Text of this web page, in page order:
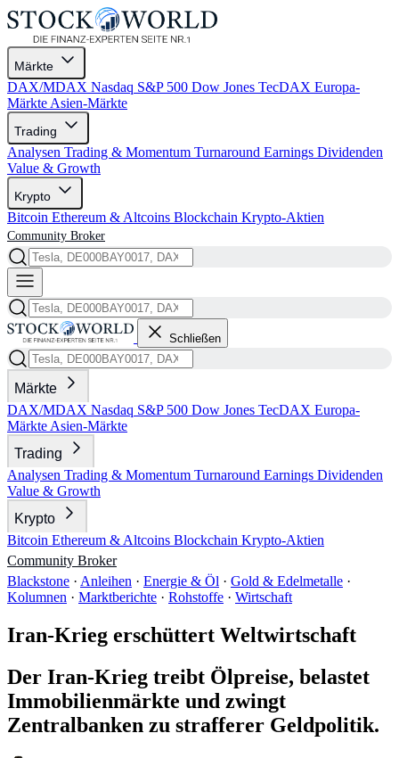
Märkte
DAX/MDAX Nasdaq S&P 500 Dow Jones TecDAX Europa-
Märkte Asien-Märkte
Trading
Analysen Trading & Momentum Turnaround Earnings Dividenden
Value & Growth
Krypto
Bitcoin Ethereum & Altcoins Blockchain Krypto-Aktien
Community Broker
Schließen
Märkte
DAX/MDAX Nasdaq S&P 500 Dow Jones TecDAX Europa-
Märkte Asien-Märkte
Trading
Analysen Trading & Momentum Turnaround Earnings Dividenden
Value & Growth
Krypto
Bitcoin Ethereum & Altcoins Blockchain Krypto-Aktien
Community Broker
Blackstone · Anleihen · Energie & Öl · Gold & Edelmetalle ·
Kolumnen · Marktberichte · Rohstoffe · Wirtschaft
Iran-Krieg erschüttert Weltwirtschaft
Der Iran-Krieg treibt Ölpreise, belastet
Immobilienmärkte und zwingt
Zentralbanken zu strafferer Geldpolitik.